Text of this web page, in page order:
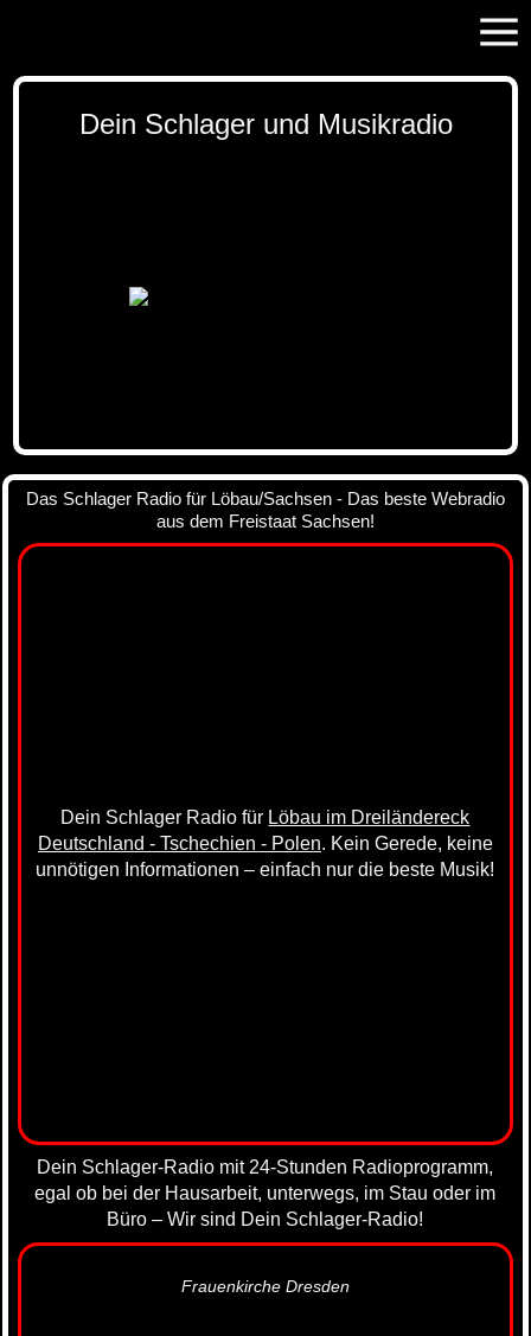
Dein Schlager und Musikradio
Das Schlager Radio für Löbau/Sachsen - Das beste Webradio
aus dem Freistaat Sachsen!
Dein Schlager Radio für Löbau im Dreiländereck
Deutschland - Tschechien - Polen. Kein Gerede, keine
unnötigen Informationen – einfach nur die beste Musik!
Dein Schlager-Radio mit 24-Stunden Radioprogramm,
egal ob bei der Hausarbeit, unterwegs, im Stau oder im
Büro – Wir sind Dein Schlager-Radio!
Frauenkirche Dresden